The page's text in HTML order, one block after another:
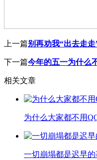
上一篇别再劝我“出去走
下一篇今年的五一为什么
相关文章
为什么大家都不用
一切崩塌都是迟早